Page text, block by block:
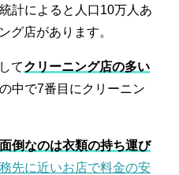
計によると人口10万人あ
グ店があります。
てクリーニング店の多い
中で7番目にクリーニン
面倒なのは衣類の持ち運び
先に近いお店で料金の安